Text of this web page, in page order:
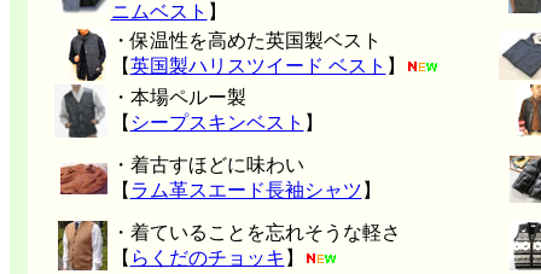
ニムベスト 】
・保温性を高めた英国製ベスト
【英国製ハリスツイード ベスト 】
・本場ペルー製
【 シープスキンベスト 】
・着古すほどに味わい
【 ラム革スエード長袖シャツ 】
・着ていることを忘れそうな軽さ
【 らくだのチョッキ 】